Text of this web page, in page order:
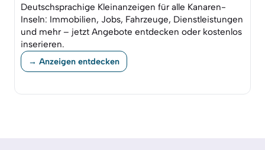
Deutschsprachige Kleinanzeigen für alle Kanaren-
Inseln: Immobilien, Jobs, Fahrzeuge, Dienstleistungen
und mehr – jetzt Angebote entdecken oder kostenlos
inserieren.
→ Anzeigen entdecken